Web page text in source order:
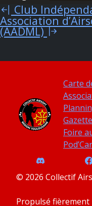
Navigation
de
Club
Association
(AADML)
Carte
Gazette
Foire
© 2026 Collectif
Propulsé fièrement